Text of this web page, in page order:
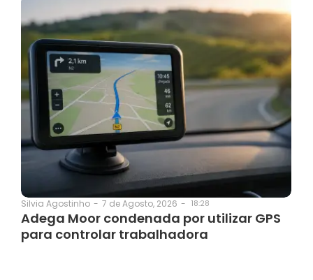
Silvia Agostinho - 7 de Agosto, 2026 - 18:28
Adega Moor condenada por utilizar GPS
para controlar trabalhadora